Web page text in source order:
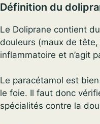
Définition du
Le Doliprane contient du
douleurs (maux de
inflammatoire et n’agit
Le paracétamol est
le foie. Il faut donc
spécialités contre la